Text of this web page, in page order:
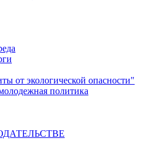
от экологической опасности"
политика